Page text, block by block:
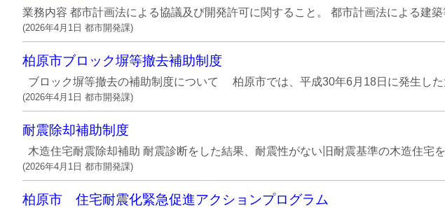
業務内容 都市計画法による協議及び開発許可に関すること。 都市計画法による建
(2026年4月1日 都市開発課)
柏原市ブロック塀等撤去補助制度
ブロック塀等撤去の補助制度について 柏原市では、平成30年6月18日に発生し
(2026年4月1日 都市開発課)
耐震除却補助制度
木造住宅耐震除却補助 耐震診断をした結果、耐震性がない旧耐震基準の木造住宅
(2026年4月1日 都市開発課)
柏原市 住宅耐震化緊急促進アクションプログラム